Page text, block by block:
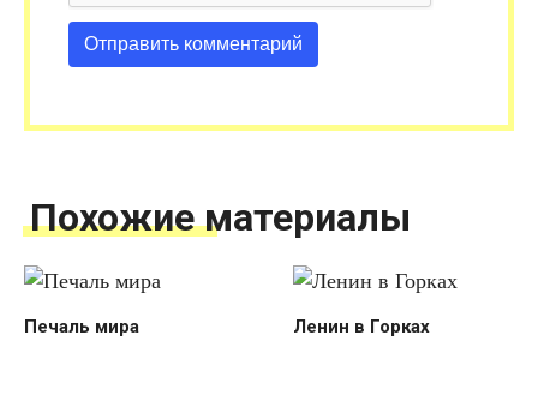
Похожие материалы
Печаль мира Ленин в Горках